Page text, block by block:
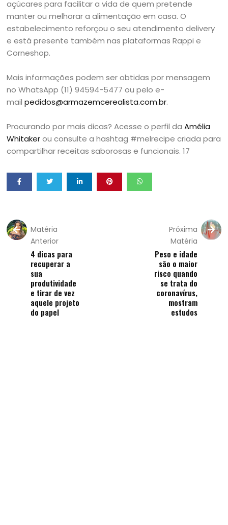
açúcares para facilitar a vida de quem pretende
manter ou melhorar a alimentação em casa. O
estabelecimento reforçou o seu atendimento delivery
e está presente também nas plataformas Rappi e
Corneshop.
Mais informações podem ser obtidas por mensagem
no WhatsApp (11) 94594-5477 ou pelo e-
mailpedidos@armazemcerealista.com.br.
Procurando por mais dicas? Acesse o perfil daAmélia
Whitakerou consulte a hashtag #melrecipe criada para
compartilhar receitas saborosas e funcionais. 17
Matéria
Anterior
4 dicas para
recuperar a
sua
produtividade
e tirar de vez
aquele projeto
do papel
Próxima
Matéria
Peso e idade
são o maior
risco quando
se trata do
coronavírus,
mostram
estudos